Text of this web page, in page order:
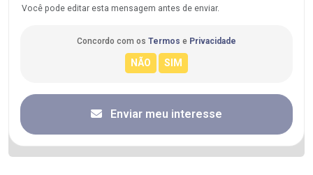
Você pode editar esta mensagem antes de enviar.
Concordo com os Termos e Privacidade
Enviar meu interesse